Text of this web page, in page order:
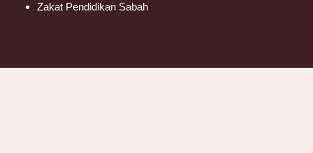
Zakat Pendidikan Sabah